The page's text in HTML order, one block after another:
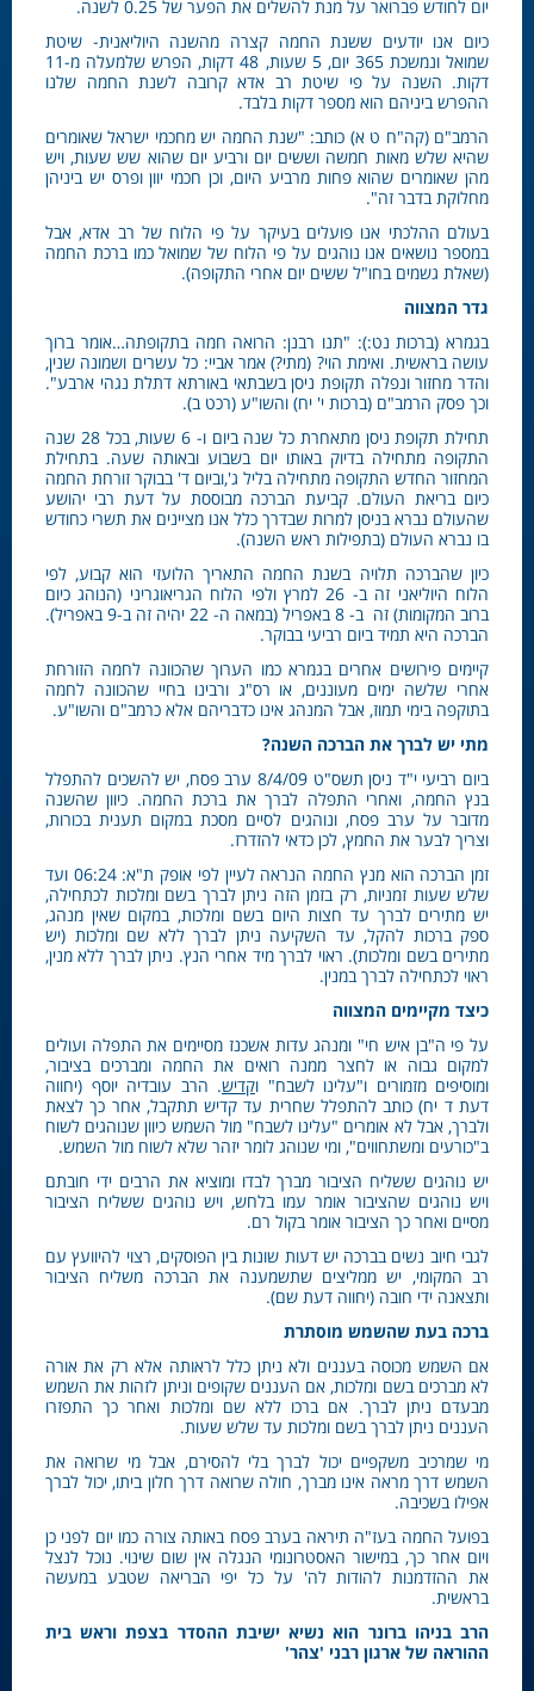
יום לחודש פברואר על מנת להשלים את הפער של 0.25 לשנה.
כיום אנו יודעים ששנת החמה קצרה מהשנה היוליאנית- שיטת
שמואל ונמשכת 365 יום, 5 שעות, 48 דקות, הפרש שלמעלה מ-11
דקות. השנה על פי שיטת רב אדא קרובה לשנת החמה שלנו
ההפרש ביניהם הוא מספר דקות בלבד.
הרמב"ם (קה"ח ט א) כותב: "שנת החמה יש מחכמי ישראל שאומרים
שהיא שלש מאות חמשה וששים יום ורביע יום שהוא שש שעות, ויש
מהן שאומרים שהוא פחות מרביע היום, וכן חכמי יוון ופרס יש ביניהן
מחלוקת בדבר זה".
בעולם ההלכתי אנו פועלים בעיקר על פי הלוח של רב אדא, אבל
במספר נושאים אנו נוהגים על פי הלוח של שמואל כמו ברכת החמה
(שאלת גשמים בחו"ל ששים יום אחרי התקופה).
גדר המצווה
בגמרא (ברכות נט:): "תנו רבנן: הרואה חמה בתקופתה…אומר ברוך
עושה בראשית. ואימת הוי? (מתי?) אמר אביי: כל עשרים ושמונה שנין,
והדר מחזור ונפלה תקופת ניסן בשבתאי באורתא דתלת נגהי ארבע".
וכך פסק הרמב"ם (ברכות י' יח) והשו"ע (רכט ב).
תחילת תקופת ניסן מתאחרת כל שנה ביום ו- 6 שעות, בכל 28 שנה
התקופה מתחילה בדיוק באותו יום בשבוע ובאותה שעה. בתחילת
המחזור החדש התקופה מתחילה בליל ג',וביום ד' בבוקר זורחת החמה
כיום בריאת העולם. קביעת הברכה מבוססת על דעת רבי יהושע
שהעולם נברא בניסן למרות שבדרך כלל אנו מציינים את תשרי כחודש
בו נברא העולם (בתפילות ראש השנה).
כיון שהברכה תלויה בשנת החמה התאריך הלועזי הוא קבוע, לפי
הלוח היוליאני זה ב- 26 למרץ ולפי הלוח הגריאוגריני (הנוהג כיום
ברוב המקומות) זה ב- 8 באפריל (במאה ה- 22 יהיה זה ב-9 באפריל).
הברכה היא תמיד ביום רביעי בבוקר.
קיימים פירושים אחרים בגמרא כמו הערוך שהכוונה לחמה הזורחת
אחרי שלשה ימים מעוננים, או רס"ג ורבינו בחיי שהכוונה לחמה
בתוקפה בימי תמוז, אבל המנהג אינו כדבריהם אלא כרמב"ם והשו"ע.
מתי יש לברך את הברכה השנה?
ביום רביעי י"ד ניסן תשס"ט 8/4/09 ערב פסח, יש להשכים להתפלל
בנץ החמה, ואחרי התפלה לברך את ברכת החמה. כיוון שהשנה
מדובר על ערב פסח, ונוהגים לסיים מסכת במקום תענית בכורות,
וצריך לבער את החמץ, לכן כדאי להזדרז.
זמן הברכה הוא מנץ החמה הנראה לעיין לפי אופק ת"א: 06:24 ועד
שלש שעות זמניות, רק בזמן הזה ניתן לברך בשם ומלכות לכתחילה,
יש מתירים לברך עד חצות היום בשם ומלכות, במקום שאין מנהג,
ספק ברכות להקל, עד השקיעה ניתן לברך ללא שם ומלכות (יש
מתירים בשם ומלכות). ראוי לברך מיד אחרי הנץ. ניתן לברך ללא מנין,
ראוי לכתחילה לברך במנין.
כיצד מקיימים המצווה
על פי ה"בן איש חי" ומנהג עדות אשכנז מסיימים את התפלה ועולים
למקום גבוה או לחצר ממנה רואים את החמה ומברכים בציבור,
ומוסיפים מזמורים ו"עלינו לשבח" וקדיש. הרב עובדיה יוסף (יחווה
דעת ד יח) כותב להתפלל שחרית עד קדיש תתקבל, אחר כך לצאת
ולברך, אבל לא אומרים "עלינו לשבח" מול השמש כיוון שנוהגים לשוח
ב"כורעים ומשתחווים", ומי שנוהג לומר יזהר שלא לשוח מול השמש.
יש נוהגים ששליח הציבור מברך לבדו ומוציא את הרבים ידי חובתם
ויש נוהגים שהציבור אומר עמו בלחש, ויש נוהגים ששליח הציבור
מסיים ואחר כך הציבור אומר בקול רם.
לגבי חיוב נשים בברכה יש דעות שונות בין הפוסקים, רצוי להיוועץ עם
רב המקומי, יש ממליצים שתשמענה את הברכה משליח הציבור
ותצאנה ידי חובה (יחווה דעת שם).
ברכה בעת שהשמש מוסתרת
אם השמש מכוסה בעננים ולא ניתן כלל לראותה אלא רק את אורה
לא מברכים בשם ומלכות, אם העננים שקופים וניתן לזהות את השמש
מבעדם ניתן לברך. אם ברכו ללא שם ומלכות ואחר כך התפזרו
העננים ניתן לברך בשם ומלכות עד שלש שעות.
מי שמרכיב משקפיים יכול לברך בלי להסירם, אבל מי שרואה את
השמש דרך מראה אינו מברך, חולה שרואה דרך חלון ביתו, יכול לברך
אפילו בשכיבה.
בפועל החמה בעז"ה תיראה בערב פסח באותה צורה כמו יום לפני כן
ויום אחר כך, במישור האסטרונומי הנגלה אין שום שינוי. נוכל לנצל
את ההזדמנות להודות לה' על כל יפי הבריאה שטבע במעשה
בראשית.
הרב בניהו ברונר הוא נשיא ישיבת ההסדר בצפת וראש בית
ההוראה של ארגון רבני 'צהר'